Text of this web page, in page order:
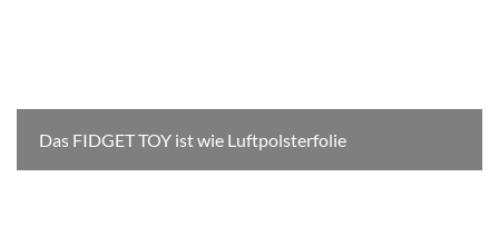
Das FIDGET TOY ist wie Luftpolsterfolie